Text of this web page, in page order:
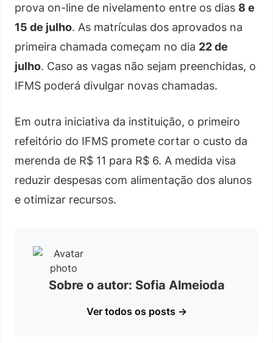
prova on-line de nivelamento entre os dias 8 e
15 de julho. As matrículas dos aprovados na
primeira chamada começam no dia 22 de
julho. Caso as vagas não sejam preenchidas, o
IFMS poderá divulgar novas chamadas.
Em outra iniciativa da instituição, o primeiro
refeitório do IFMS promete cortar o custo da
merenda de R$ 11 para R$ 6. A medida visa
reduzir despesas com alimentação dos alunos
e otimizar recursos.
Sobre o autor: Sofia Almeioda
Ver todos os posts →